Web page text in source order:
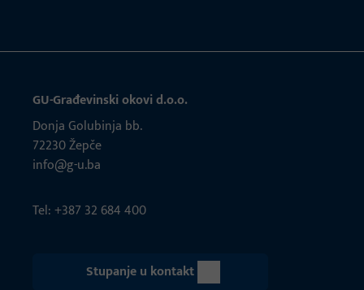
GU-Građevinski okovi d.o.o.
Donja Golubinja bb.
72230 Žepče
info@g-u.ba
Tel: +387 32 684 400
Stupanje u kontakt